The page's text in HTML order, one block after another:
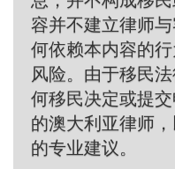
容并不建立律师
何依赖本内容的
风险。由于移民
何移民决定或提
的澳大利亚律师
的专业建议。